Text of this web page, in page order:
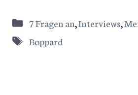
Kategorien
7 Fragen an,Interviews,
Schlagwörter
Boppard